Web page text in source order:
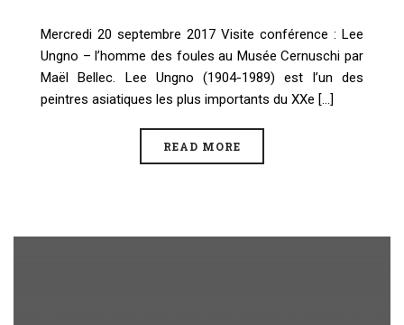
Mercredi 20 septembre 2017 Visite conférence : Lee
Ungno – l’homme des foules au Musée Cernuschi par
Maël Bellec. Lee Ungno (1904-1989) est l’un des
peintres asiatiques les plus importants du XXe [...]
READ MORE